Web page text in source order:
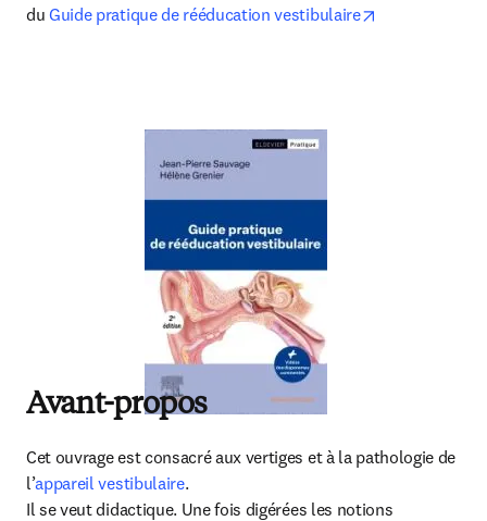
du Guide pratique de rééducation vestibulaire
Avant-propos
Cet ouvrage est consacré aux vertiges et à la pathologie de
l’appareil vestibulaire.
Il se veut didactique. Une fois digérées les notions